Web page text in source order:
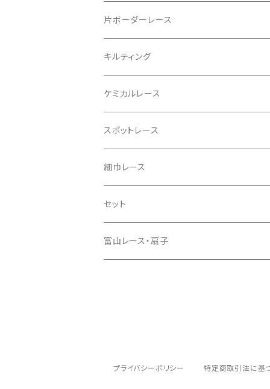
ダブルガーゼ
ラミーリネン
綿麻キャンブリック
先染めダンガリー
ハーフリネン
ハーフリネンダブルガーゼ
リネンコットンキャンバス
ハーフリネン
ダブルガーゼ
先染めダンガリー
綿麻キャンブリック
先染め綿ローン
ラミーリネン
タイプライター
片ボーダーレース
シャツコール
キルティング
ケミカルレース
レーヨン麻
レーヨン
綿
スポットレース
ラミーリネン
ハーフリネン
綿ローン
細巾レース
綿
レーヨン
セット
富山レース・扇子
プライバシーポリシー 特定商取引法に基